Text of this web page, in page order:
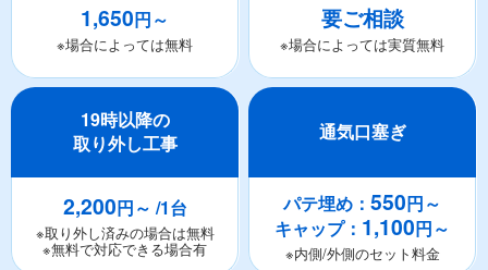
1,650円～
※場合によっては無料
要ご相談
※場合によっては実質無料
19時以降の
取り外し工事
2,200円～ /1台
※取り外し済みの場合は無料
※無料で対応できる場合有
通気口塞ぎ
パテ埋め：550円～
キャップ： 1,100円～
※内側/外側のセット料金